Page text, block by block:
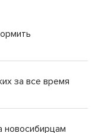
за все время
новосибирцам